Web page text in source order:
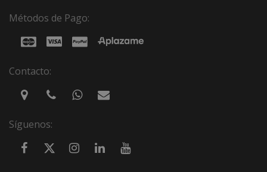
Métodos de Pago:
Contacto:
Síguenos: